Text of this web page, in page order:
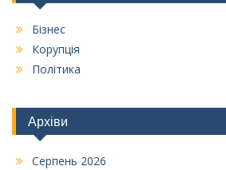
Бізнес
Корупція
Політика
Архіви
Серпень 2026